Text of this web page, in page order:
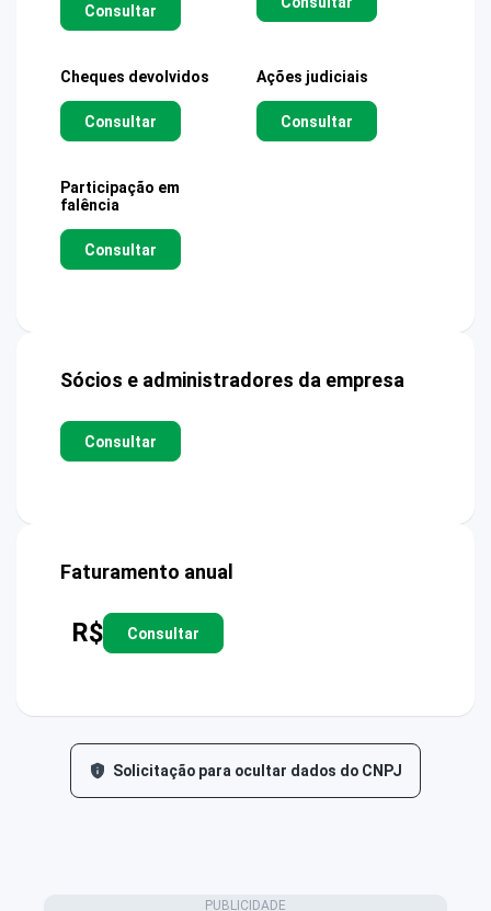
Consultar
Cheques devolvidos
Consultar
Ações judiciais
Consultar
Participação em
falência
Consultar
Sócios e administradores da empresa
Consultar
Faturamento anual
R$ Consultar
Solicitação para ocultar dados do CNPJ